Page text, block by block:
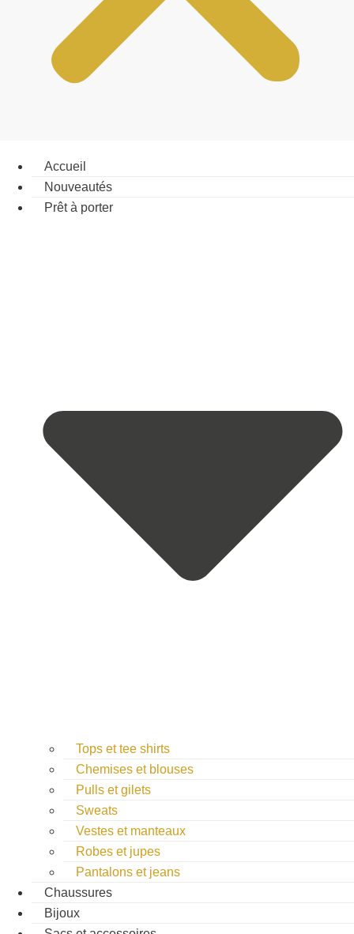
Accueil
Nouveautés
Prêt à porter
Tops et tee shirts
Chemises et blouses
Pulls et gilets
Sweats
Vestes et manteaux
Robes et jupes
Pantalons et jeans
Chaussures
Bijoux